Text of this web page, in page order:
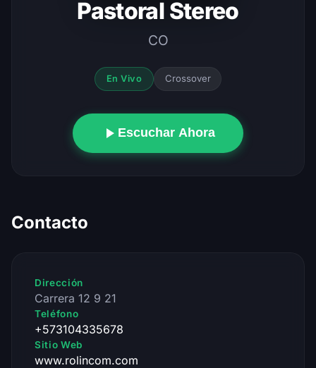
Pastoral Stereo
CO
En Vivo Crossover
Escuchar Ahora
Contacto
Dirección
Carrera 12 9 21
Teléfono
+573104335678
Sitio Web
www.rolincom.com